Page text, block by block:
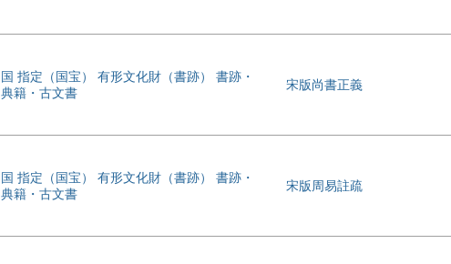
国 指定（国宝） 有形文化財（書跡） 書跡・
典籍・古文書
宋版尚書正義
国 指定（国宝） 有形文化財（書跡） 書跡・
典籍・古文書
宋版周易註疏